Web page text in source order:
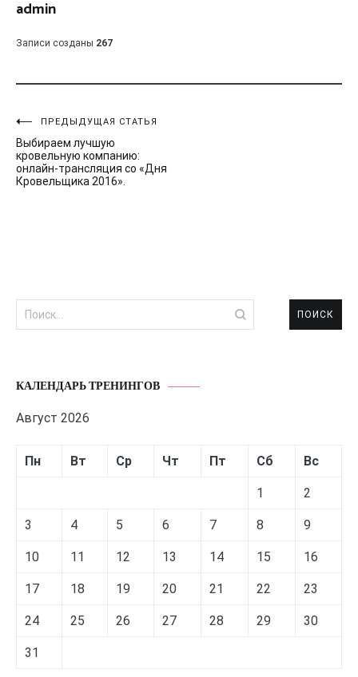
admin
Записи созданы 267
Навигация
по
записям
ПРЕДЫДУЩАЯ СТАТЬЯ
Выбираем лучшую
кровельную компанию:
онлайн-трансляция со «Дня
Кровельщика 2016».
Найти:
КАЛЕНДАРЬ ТРЕНИНГОВ
Август 2026
Пн Вт Ср Чт Пт Сб Вс
1 2
3 4 5 6 7 8 9
10 11 12 13 14 15 16
17 18 19 20 21 22 23
24 25 26 27 28 29 30
31